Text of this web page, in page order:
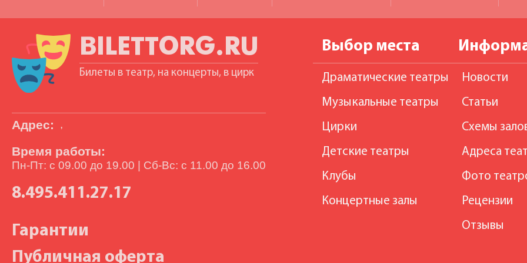
BILETTORG.RU
Билеты в театр, на концерты, в цирк
Адрес: ,
Время работы:
Пн-Пт: с 09.00 до 19.00 | Сб-Вс: с 11.00 до 16.00
8.495.411.27.17
Гарантии
Публичная оферта
Выбор места
Драматические театры
Музыкальные театры
Цирки
Детские театры
Клубы
Концертные залы
Новости
Статьи
Схемы
Адреса
Фото
Рецензии
Отзывы